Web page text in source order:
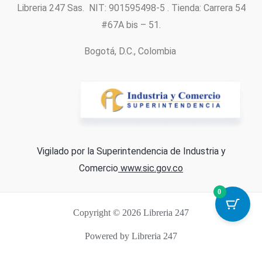
Libreria 247 Sas. NIT: 901595498-5 . Tienda: Carrera 54
#67A bis – 51.
Bogotá, D.C., Colombia
Vigilado por la Superintendencia de Industria y
Comercio www.sic.gov.co
Copyright © 2026 Libreria 247
Powered by Libreria 247
0